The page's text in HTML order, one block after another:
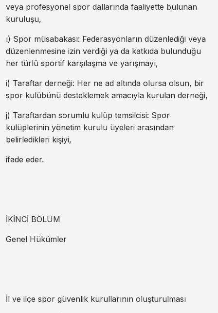
veya profesyonel spor dallarında faaliyette bulunan
kuruluşu,
ı) Spor müsabakası: Federasyonların düzenlediği veya
düzenlenmesine izin verdiği ya da katkıda bulunduğu
her türlü sportif karşılaşma ve yarışmayı,
i) Taraftar derneği: Her ne ad altında olursa olsun, bir
spor kulübünü desteklemek amacıyla kurulan derneği,
j) Taraftardan sorumlu kulüp temsilcisi: Spor
kulüplerinin yönetim kurulu üyeleri arasından
belirledikleri kişiyi,
ifade eder.
İKİNCİ BÖLÜM
Genel Hükümler
İl ve ilçe spor güvenlik kurullarının oluşturulması